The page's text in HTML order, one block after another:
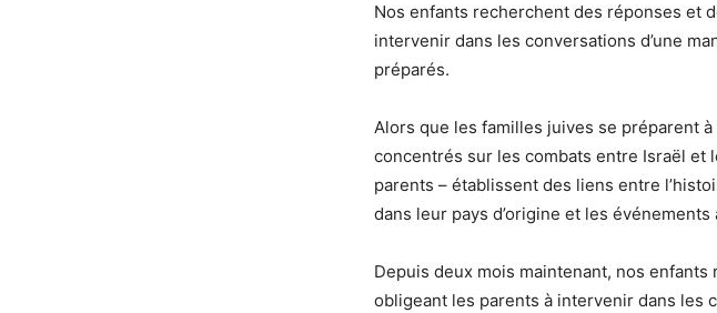
Nos enfants recherchent des réponses et
intervenir dans les conversations d’une
préparés.
Alors que les familles juives se préparent
concentrés sur les combats entre Israël et
parents – établissent des liens entre
dans leur pays d’origine et les
Depuis deux mois maintenant, nos
obligeant les parents à intervenir dans les